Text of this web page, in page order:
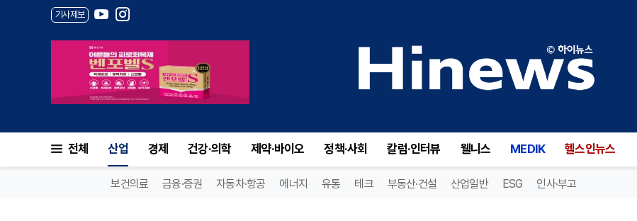
기사제보
전체 산업 경제 건강·의학 제약·바이오 정책·사회 칼럼·인터뷰 웰니스 MEDIK 헬스인뉴스
보건의료 금융·증권 자동차·항공 에너지 유통 테크 부동산·건설 산업일반 ESG 인사·부고